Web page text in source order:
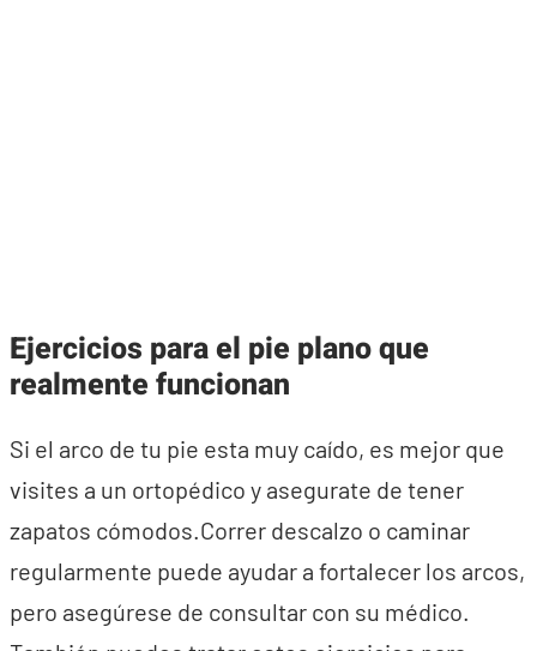
Ejercicios para el pie plano que
realmente funcionan
Si el arco de tu pie esta muy caído, es mejor que
visites a un ortopédico y asegurate de tener
zapatos cómodos.Correr descalzo o caminar
regularmente puede ayudar a fortalecer los arcos,
pero asegúrese de consultar con su médico.